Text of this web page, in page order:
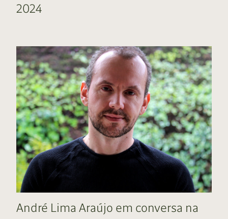
2024
André Lima Araújo em conversa na